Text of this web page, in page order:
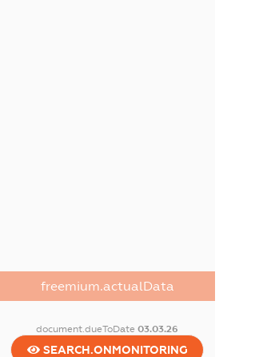
freemium.actualData
document.dueToDate03.03.26
SEARCH.ONMONITORING